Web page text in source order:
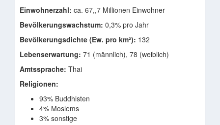
Einwohnerzahl: ca. 67,,7 Millionen Einwohner
Bevölkerungswachstum: 0,3% pro Jahr
Bevölkerungsdichte (Ew. pro km²): 132
Lebenserwartung: 71 (männlich), 78 (weiblich)
Amtssprache: Thai
Religionen:
93% Buddhisten
4% Moslems
3% sonstige